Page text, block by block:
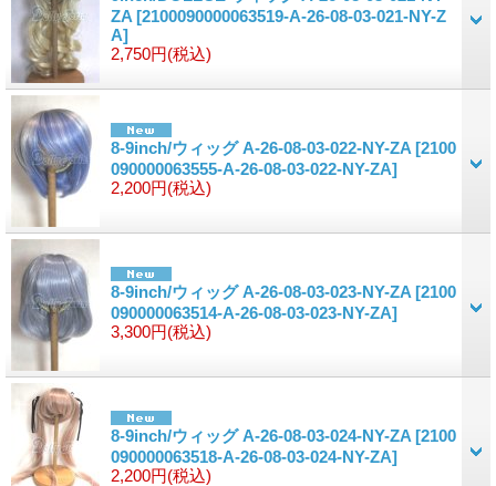
ZA [2100090000063519-A-26-08-03-021-NY-Z
A]
2,750円(税込)
8-9inch/ウィッグ A-26-08-03-022-NY-ZA [2100
090000063555-A-26-08-03-022-NY-ZA]
2,200円(税込)
8-9inch/ウィッグ A-26-08-03-023-NY-ZA [2100
090000063514-A-26-08-03-023-NY-ZA]
3,300円(税込)
8-9inch/ウィッグ A-26-08-03-024-NY-ZA [2100
090000063518-A-26-08-03-024-NY-ZA]
2,200円(税込)